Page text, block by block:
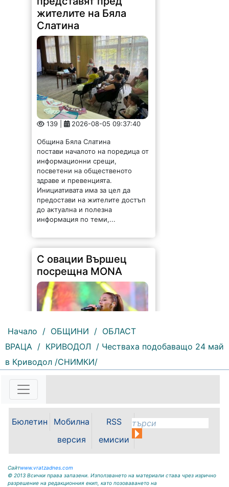
139 | 2026-08-05 09:37:40
Община Бяла Слатина
постави началото на поредица от
информационни срещи,
посветени на общественото
здраве и превенцията.
Инициативата има за цел да
предостави на жителите достъп
до актуална и полезна
С овации Вършец
посрещна MONA
145 | 2026-08-05 09:30:06
Вършец посрещна с бурни
овации новата звезда на
българската музика – MONA. Със
присъствие и неповторимо
звучене и български фолклор,
MONA запали сърцата...
Начало / ОБЩИНИ / ОБЛАСТ
ВРАЦА / КРИВОДОЛ / Честваха подобаващо 24 май
в Криводол /СНИМКИ/
Бюлетин
Мобилна
версия
RSS
емисии
Сайтwww.vratzadnes.com
© 2013 Всички права запазени. Използването на материали става чрез изрично
разрешение на редакционния екип, като позоваването на